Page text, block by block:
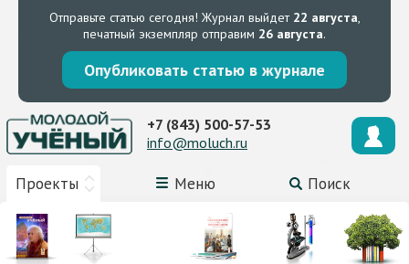
Отправьте статью сегодня! Журнал выйдет 22 августа,
печатный экземпляр отправим 26 августа.
Опубликовать статью в журнале
Проекты Меню Поиск
+7 (843) 500-57-53
info@moluch.ru